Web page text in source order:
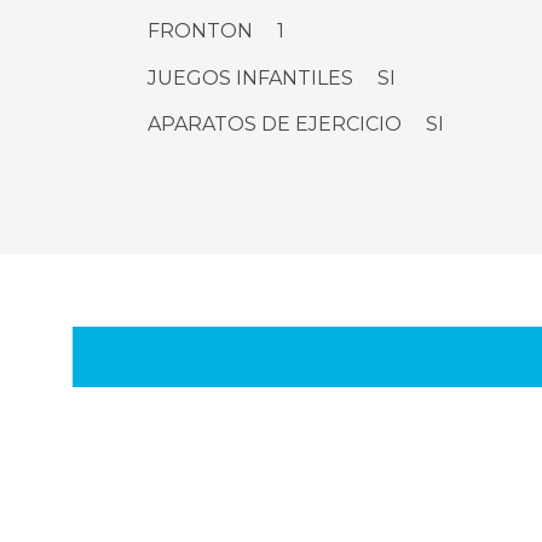
FRONTON 1
JUEGOS INFANTILES SI
APARATOS DE EJERCICIO SI